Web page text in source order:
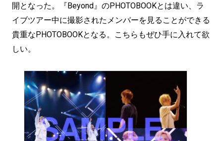
開となった。『Beyond』のPHOTOBOOKとは違い、ラ
イブツアー中に撮影されたメンバーを見ることができる
貴重なPHOTOBOOKとなる。こちらもぜひ手に入れて欲
しい。